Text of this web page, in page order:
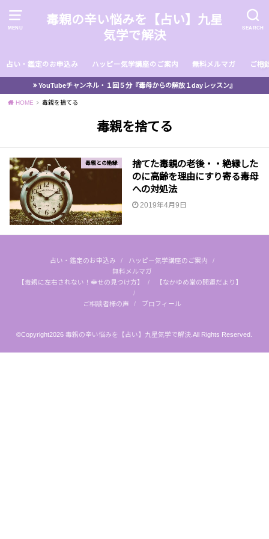
MENU SEARCH
毒親の辛い悩みを【占い】九星
気学で解決
占い・鑑定のお申込み ハッピー気学講座のご案内 無料メルマガ ご相
YouTubeチャンネル・１回５分『毒母からの解放１dayレッスン』
HOME 毒親を捨てる
毒親を捨てる
毒親との絶縁
捨てた毒親の老後・・絶縁した
のに高齢を理由にすり寄る毒母
への対処法
2019年4月9日
占い・鑑定のお申込み
ハッピー気学講座のご案内
無料メルマガ
【毒親に左右されない！幸せの見つけ方】
【なかゆめ堂の開運だより】
ご相談者様の声 プロフィール
©Copyright2026毒親の辛い悩みを【占い】九星気学で解決 .All Rights Reserved.